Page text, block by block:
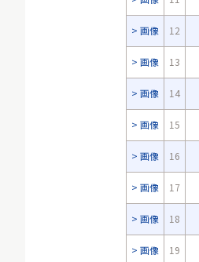
画像 12
画像 13
画像 14
画像 15
画像 16
画像 17
画像 18
画像 19